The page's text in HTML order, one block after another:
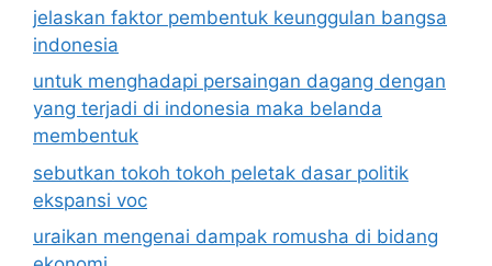
jelaskan faktor pembentuk keunggulan bangsa
indonesia
untuk menghadapi persaingan dagang dengan
yang terjadi di indonesia maka belanda
membentuk
sebutkan tokoh tokoh peletak dasar politik
ekspansi voc
uraikan mengenai dampak romusha di bidang